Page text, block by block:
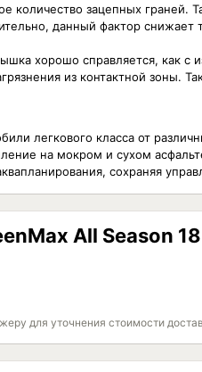
зацепных граней.
данный фактор снижает
хорошо справляется, как
из контактной зоны.
легкового класса от
на мокром и сухом
сохраняя
All Season
для уточнения стоимости